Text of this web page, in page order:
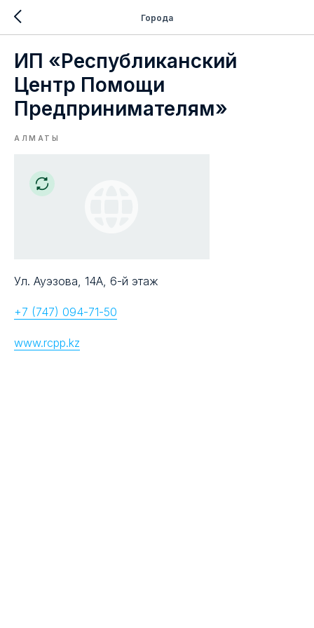
Города
ИП «Республиканский
Центр Помощи
Предпринимателям»
АЛМАТЫ
Ул. Ауэзова, 14А, 6-й этаж
+7 (747) 094-71-50
www.rcpp.kz